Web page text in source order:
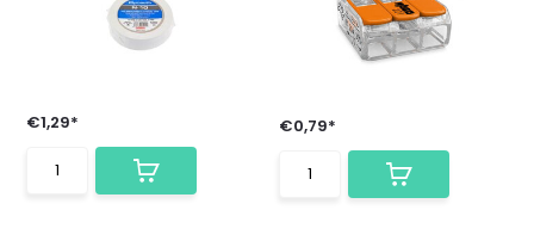
€1,29* €0,79*